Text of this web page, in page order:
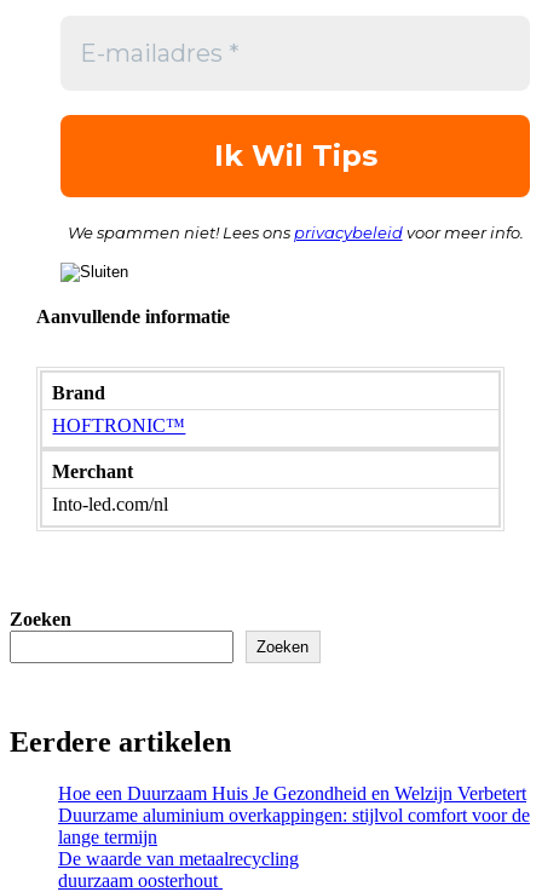
We spammen niet! Lees ons privacybeleidvoor meer info.
Aanvullende informatie
Brand
HOFTRONIC™
Merchant
Into-led.com/nl
Zoeken
Zoeken
Eerdere artikelen
Hoe een Duurzaam Huis Je Gezondheid en Welzijn Verbetert
Duurzame aluminium overkappingen: stijlvol comfort voor de
lange termijn
De waarde van metaalrecycling
duurzaam oosterhout